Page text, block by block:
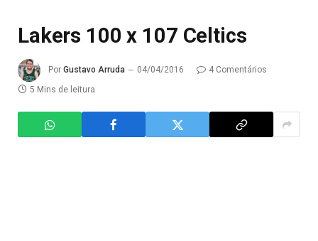
Lakers 100 x 107 Celtics
Por Gustavo Arruda 04/04/2016
4 Comentários
5 Mins de leitura